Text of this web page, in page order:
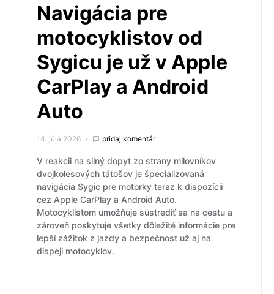
Navigácia pre
motocyklistov od
Sygicu je už v Apple
CarPlay a Android
Auto
14. júla 2026 pridaj komentár
V reakcii na silný dopyt zo strany milovníkov
dvojkolesových tátošov je špecializovaná
navigácia Sygic pre motorky teraz k dispozícii
cez Apple CarPlay a Android Auto.
Motocyklistom umožňuje sústrediť sa na cestu a
zároveň poskytuje všetky dôležité informácie pre
lepší zážitok z jazdy a bezpečnosť už aj na
dispeji motocyklov.